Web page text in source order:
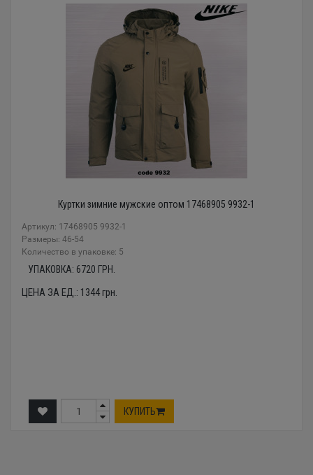
Куртки зимние мужские оптом 17468905 9932-1
Артикул: 17468905 9932-1
Размеры: 46-54
Количество в упаковке: 5
УПАКОВКА: 6720 ГРН.
ЦЕНА ЗА ЕД.: 1344грн.
КУПИТЬ